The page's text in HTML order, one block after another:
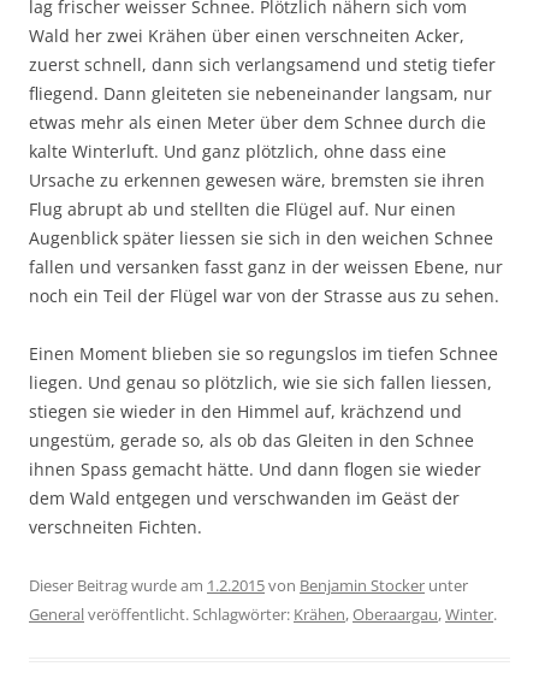
lag frischer weisser Schnee. Plötzlich nähern sich vom
Wald her zwei Krähen über einen verschneiten Acker,
zuerst schnell, dann sich verlangsamend und stetig tiefer
fliegend. Dann gleiteten sie nebeneinander langsam, nur
etwas mehr als einen Meter über dem Schnee durch die
kalte Winterluft. Und ganz plötzlich, ohne dass eine
Ursache zu erkennen gewesen wäre, bremsten sie ihren
Flug abrupt ab und stellten die Flügel auf. Nur einen
Augenblick später liessen sie sich in den weichen Schnee
fallen und versanken fasst ganz in der weissen Ebene, nur
noch ein Teil der Flügel war von der Strasse aus zu sehen.
Einen Moment blieben sie so regungslos im tiefen Schnee
liegen. Und genau so plötzlich, wie sie sich fallen liessen,
stiegen sie wieder in den Himmel auf, krächzend und
ungestüm, gerade so, als ob das Gleiten in den Schnee
ihnen Spass gemacht hätte. Und dann flogen sie wieder
dem Wald entgegen und verschwanden im Geäst der
verschneiten Fichten.
Dieser Beitrag wurde am 1.2.2015von Benjamin Stocker unter
Generalveröffentlicht. Schlagwörter: Krähen,Oberaargau,Winter.